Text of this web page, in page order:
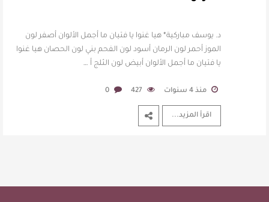
د. يوسف مباركية* هيا غنوا يا فتيان ما أجمل الألوان أصفر لون
الموز أحمر لون الرمان أسود لون الفحم بني لون الحصان هيا غنوا
يا فتيان ما أجمل الألوان أبيض لون الثلج أ …
منذ 4 سنوات 427
0
اقرأ المزيد...